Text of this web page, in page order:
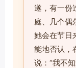
遂，有一份
庭、几个偶
她会在节日
能地否认，
说：“我不